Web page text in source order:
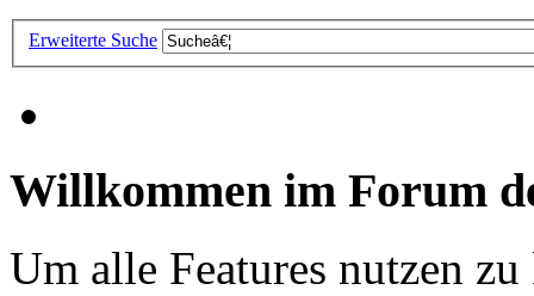
Erweiterte Suche
Willkommen im Forum
Um alle Features nutzen